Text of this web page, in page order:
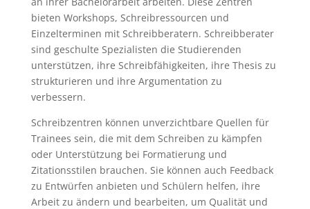
bieten Workshops, Schreibressourcen und
Einzelterminen mit Schreibberatern. Schreibberater
sind geschulte Spezialisten die Studierenden
unterstützen, ihre Schreibfähigkeiten, ihre Thesis zu
strukturieren und ihre Argumentation zu
verbessern.
Schreibzentren können unverzichtbare Quellen für
Trainees sein, die mit dem Schreiben zu kämpfen
oder Unterstützung bei Formatierung und
Zitationsstilen brauchen. Sie können auch Feedback
zu Entwürfen anbieten und Schülern helfen, ihre
Arbeit zu ändern und bearbeiten, um Qualität und